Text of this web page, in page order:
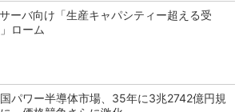
ーバ向け「生産キャパシティー超える受
ローム
パワー半導体市場、35年に3兆2742億円規